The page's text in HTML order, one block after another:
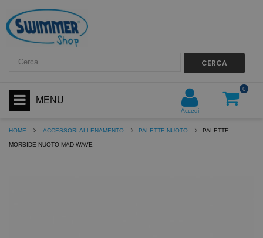
CERCA
MENU
0
Accedi
HOME ACCESSORI ALLENAMENTO PALETTE NUOTO PALETTE
MORBIDE NUOTO MAD WAVE